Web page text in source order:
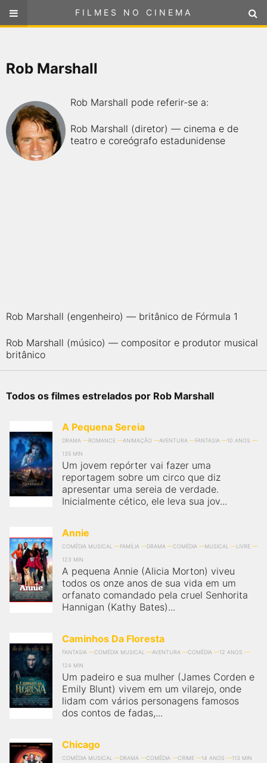
FILMES NO CINEMA
ou
Rob Marshall
Rob Marshall pode referir-se a:
Rob Marshall (diretor) — cinema e de
teatro e coreógrafo estadunidense
Rob Marshall (engenheiro) — britânico de Fórmula 1
Rob Marshall (músico) — compositor e produtor musical
britânico
Todos os filmes estrelados por Rob Marshall
A Pequena Sereia
DRAMA ROMANCE ANIMAÇÃO AVENTURA FANTASIA
10 ANOS
135 MIN
Um jovem repórter vai fazer uma
reportagem sobre um circo que diz
apresentar uma sereia de verdade.
Inicialmente cético, ele leva sua jov...
Annie
COMÉDIA MUSICAL FAMÍLIA DRAMA COMÉDIA MUSICAL
LIVRE
123 MIN
A pequena Annie (Alicia Morton) viveu
todos os onze anos de sua vida em um
orfanato comandado pela cruel Senhorita
Hannigan (Kathy Bates)...
Caminhos Da Floresta
FANTASIA COMÉDIA MUSICAL AVENTURA COMÉDIA
12 ANOS
124 MIN
Um padeiro e sua mulher (James Corden e
Emily Blunt) vivem em um vilarejo, onde
lidam com vários personagens famosos
dos contos de fadas,...
Chicago
COMÉDIA MUSICAL DRAMA COMÉDIA CRIME 14 ANOS 113 MIN
FILMES NO CINEMA
PRÓXIMOS LANÇAMENTOS
GÊNEROS